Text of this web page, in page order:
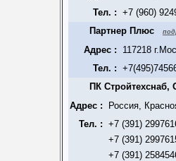
Тел. : +7 (960)
Партнер Плюс
Адрес :
117218
Тел. :
ПК
Адрес :
Россия,
Тел. : +7 (391)
+7 (391)
+7 (391)